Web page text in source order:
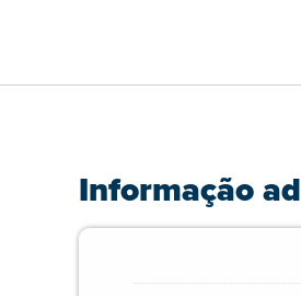
Informação